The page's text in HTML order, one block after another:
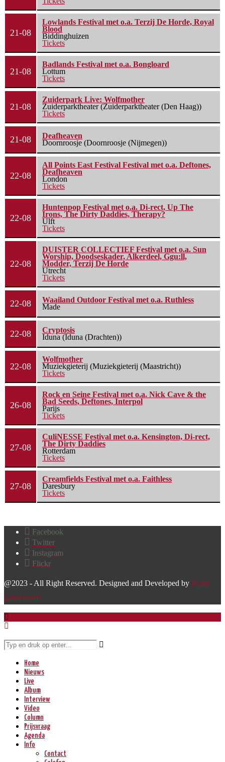
21-08
Lowlands Festival met o.a. Terzij De Horde, Royal
Blood
Biddinghuizen
Tickets
21-08
Badlands Festival met o.a. Bongloard
Lottum
Tickets
21-08
Zuiderpark Live: Wolfmother
Zuiderparktheater (Zuiderparktheater (Den Haag))
Tickets
21-08
Deafheaven
Doornroosje (Doornroosje (Nijmegen))
22-08
All Points East Festival Festival met o.a. Deftones,
Deafheaven
London
Tickets
22-08
Huntenpop Festival met o.a. Di-rect, Up The
Irons, The Dirty Daddies, Therapy?
Ulft
Tickets
22-08
DUISTER COLLECTIEF Festival met o.a. Sun
Worship, Doodseskader, Alkerdeel, Ggu:ll,
Modder, Terzij De Horde
Utrecht
Tickets
22-08
Waailand Outdoor Festival met o.a. Ruthless
Made
22-08
Cryptosis
Iduna (Iduna (Drachten))
22-08
Wolfmother
Muziekgieterij (Muziekgieterij (Maastricht))
Tickets
26-08
Rock en Seine Festival met o.a. Nick Cave & the
Bad Seeds, Deftones, Interpol
Parijs
Tickets
27-08
CuliNESSE Festival met o.a. Kensington, Di-rect,
The Dirty Daddies
Rotterdam
Tickets
27-08
Creamfields Festival met o.a. Faithless
Daresbury
Tickets
Facebook
Twitter
Instagram
Flickr
@2023 - All Right Reserved. Designed and Developed by Harm
Lourenssen
Home
Nieuws
Live
Album
Interview
Video
Column
Prijsvraag
Agenda
Info
Contact